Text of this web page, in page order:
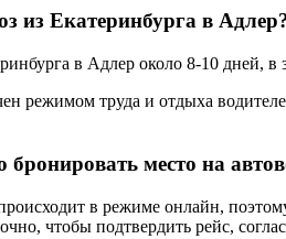
из Екатеринбурга в
в Адлер около 8-10 дней,
режимом труда и отдыха
место на
в режиме онлайн,
чтобы подтвердить рейс,